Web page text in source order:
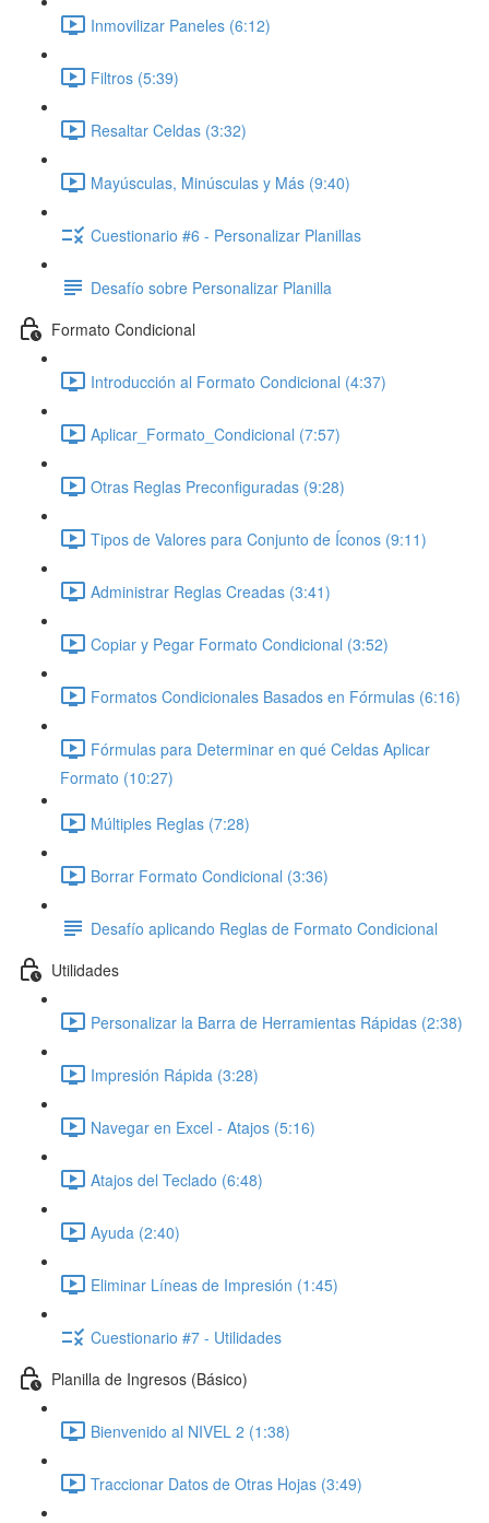
Inmovilizar Paneles (6:12)
Filtros (5:39)
Resaltar Celdas (3:32)
Mayúsculas, Minúsculas y Más (9:40)
Cuestionario #6 - Personalizar Planillas
Desafío sobre Personalizar Planilla
Formato Condicional
Introducción al Formato Condicional (4:37)
Aplicar_Formato_Condicional (7:57)
Otras Reglas Preconfiguradas (9:28)
Tipos de Valores para Conjunto de Íconos (9:11)
Administrar Reglas Creadas (3:41)
Copiar y Pegar Formato Condicional (3:52)
Formatos Condicionales Basados en Fórmulas (6:16)
Fórmulas para Determinar en qué Celdas Aplicar
Formato (10:27)
Múltiples Reglas (7:28)
Borrar Formato Condicional (3:36)
Desafío aplicando Reglas de Formato Condicional
Utilidades
Personalizar la Barra de Herramientas Rápidas (2:38)
Impresión Rápida (3:28)
Navegar en Excel - Atajos (5:16)
Atajos del Teclado (6:48)
Ayuda (2:40)
Eliminar Líneas de Impresión (1:45)
Cuestionario #7 - Utilidades
Planilla de Ingresos (Básico)
Bienvenido al NIVEL 2 (1:38)
Traccionar Datos de Otras Hojas (3:49)